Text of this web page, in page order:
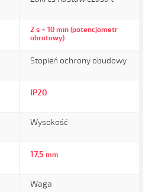
2 s ÷ 10 min (potencjometr
obrotowy)
Stopień ochrony obudowy
IP20
Wysokość
17,5 mm
Waga